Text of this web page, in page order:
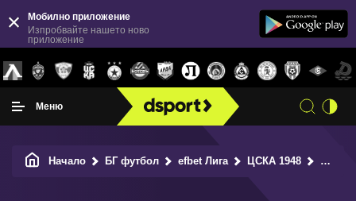
Мобилно приложение
Изпробвайте нашето ново
приложение
Меню
Начало БГ футбол efbet Лига ЦСКА 1948